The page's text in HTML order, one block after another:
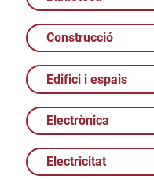
Construcció
Edifici i espais
Electrònica
Electricitat